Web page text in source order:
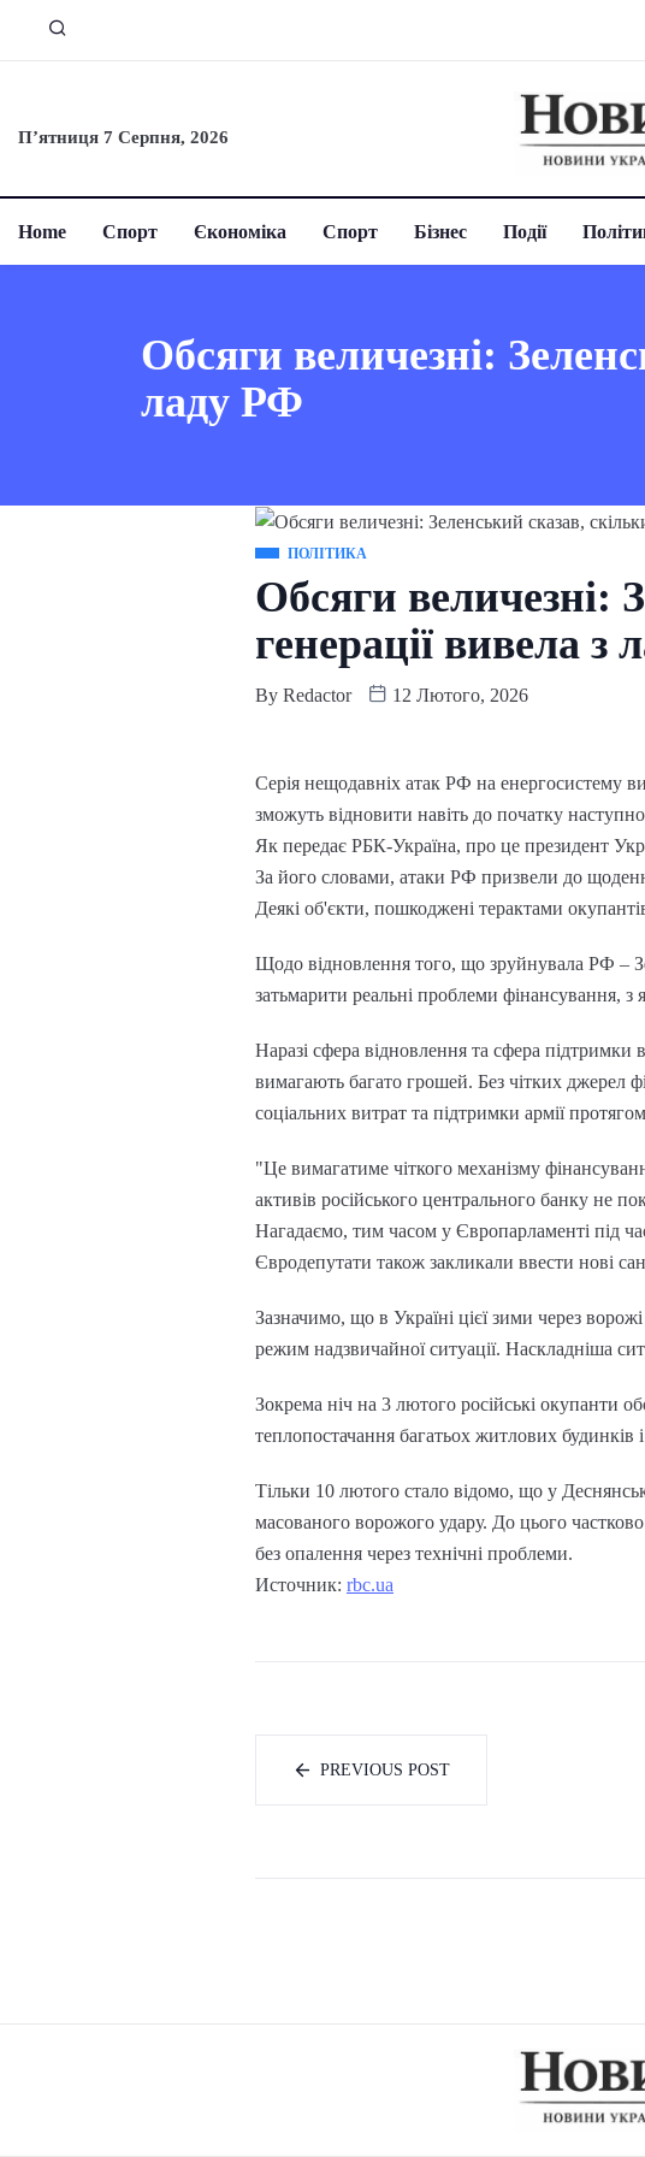
П’ятниця 7 Серпня, 2026
Home Спорт Єкономіка Спорт Бізнес Події
Обсяги величезні:
ладу РФ
ПОЛІТИКА
Обсяги величезні:
генерації вивела з
By Redactor 12 Лютого, 2026
Серія нещодавніх атак РФ на енергосистему
зможуть відновити навіть до початку
Як передає РБК-Україна, про це президент
За його словами, атаки РФ призвели до
Деякі об'єкти, пошкоджені терактами
Щодо відновлення того, що зруйнувала РФ –
затьмарити реальні проблеми фінансування, з
Наразі сфера відновлення та сфера підтримки
вимагають багато грошей. Без чітких джерел
соціальних витрат та підтримки армії
"Це вимагатиме чіткого механізму
активів російського центрального банку не
Нагадаємо, тим часом у Європарламенті під
Євродепутати також закликали ввести нові
Зазначимо, що в Україні цієї зими через
режим надзвичайної ситуації. Наскладніша
Зокрема ніч на 3 лютого російські окупанти
теплопостачання багатьох житлових будинків
Тільки 10 лютого стало відомо, що у
масованого ворожого удару. До цього
без опалення через технічні проблеми.
Источник: rbc.ua
PREVIOUS POST